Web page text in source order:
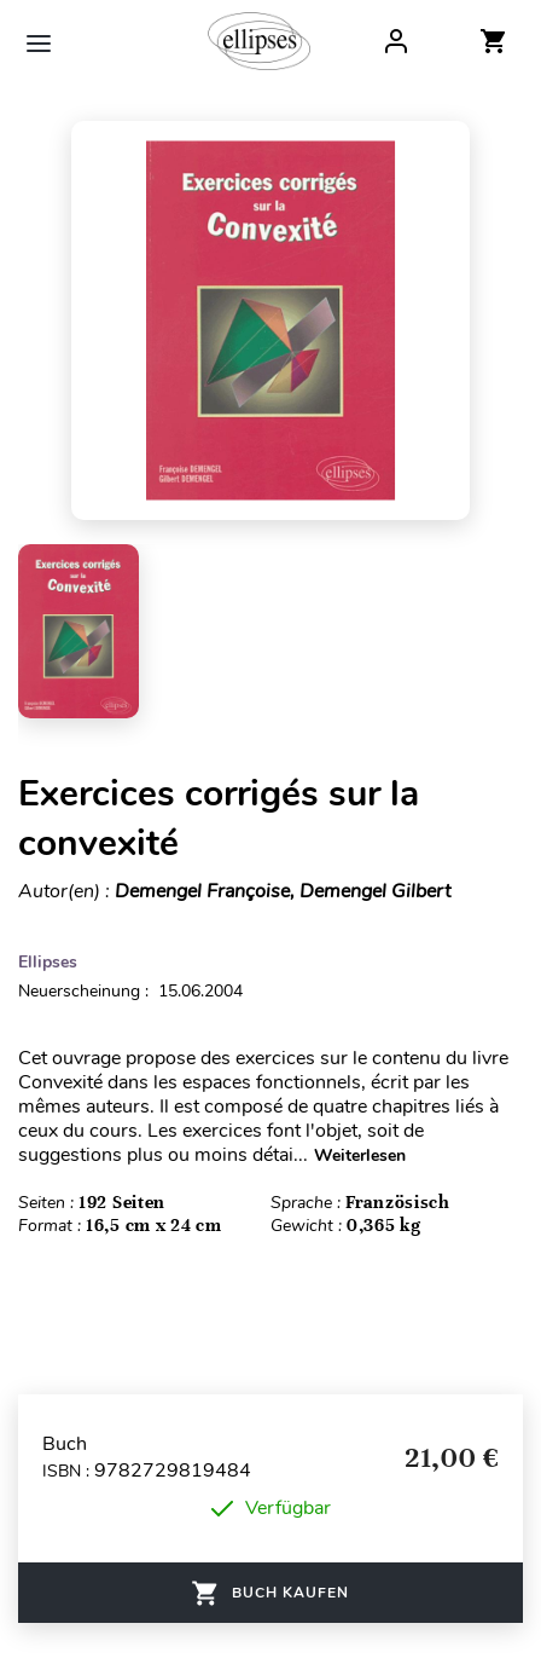
Exercices corrigés sur la
convexité
Autor(en) : Demengel Françoise, Demengel Gilbert
Ellipses
Neuerscheinung : 15.06.2004
Cet ouvrage propose des exercices sur le contenu du livre
Convexité dans les espaces fonctionnels, écrit par les
mêmes auteurs. Il est composé de quatre chapitres liés à
ceux du cours. Les exercices font l'objet, soit de
suggestions plus ou moins détai... Weiterlesen
Seiten : 192 Seiten Sprache : Französisch
Format : 16,5 cm x 24 cm Gewicht : 0,365 kg
Buch
ISBN : 9782729819484 21,00 €
Verfügbar
BUCH KAUFEN